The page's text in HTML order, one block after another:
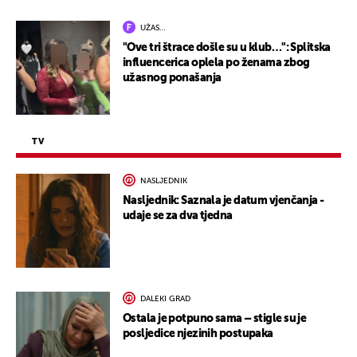
UŽAS…
"Ove tri štrace došle su u klub…": Splitska
influencerica oplela po ženama zbog
užasnog ponašanja
TV
NASLJEDNIK
Nasljednik: Saznala je datum vjenčanja -
udaje se za dva tjedna
DALEKI GRAD
Ostala je potpuno sama – stigle su je
posljedice njezinih postupaka